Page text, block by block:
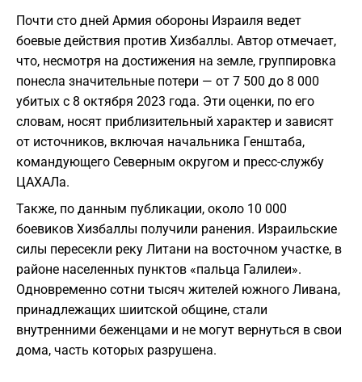
Почти сто дней Армия обороны Израиля ведет
боевые действия против Хизбаллы. Автор отмечает,
что, несмотря на достижения на земле, группировка
понесла значительные потери — от 7 500 до 8 000
убитых с 8 октября 2023 года. Эти оценки, по его
словам, носят приблизительный характер и зависят
от источников, включая начальника Генштаба,
командующего Северным округом и пресс-службу
ЦАХАЛа.
Также, по данным публикации, около 10 000
боевиков Хизбаллы получили ранения. Израильские
силы пересекли реку Литани на восточном участке, в
районе населенных пунктов «пальца Галилеи».
Одновременно сотни тысяч жителей южного Ливана,
принадлежащих шиитской общине, стали
внутренними беженцами и не могут вернуться в свои
дома, часть которых разрушена.